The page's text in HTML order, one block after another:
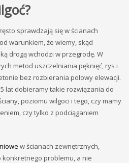
sprawdzają się w ścianach
warunkiem, że wiemy, skąd
drogą wchodzi w przegrodę. W
metod uszczelniania pęknięć, rys i
bez rozbierania połowy elewacji.
lat dobieramy takie rozwiązania do
poziomu wilgoci i tego, czy mamy
czy tylko z podciąganiem
w ścianach zewnętrznych,
problemu, a nie